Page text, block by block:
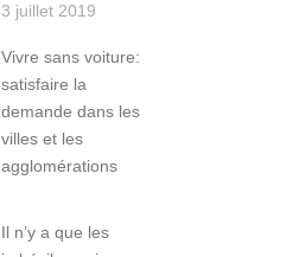
3 juillet 2019
Vivre sans voiture:
satisfaire la
demande dans les
villes et les
agglomérations
Il n’y a que les